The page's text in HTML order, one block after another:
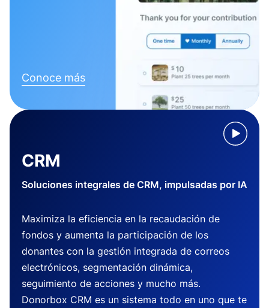
Conoce más
CRM
Soluciones integrales de CRM, impulsadas por IA
Maximiza la eficiencia en la recaudación de
fondos y aumenta la participación de los
donantes con la gestión integrada de correos
electrónicos, segmentación dinámica,
seguimiento de acciones y mucho más.
Donorbox CRM es un sistema todo en uno que te